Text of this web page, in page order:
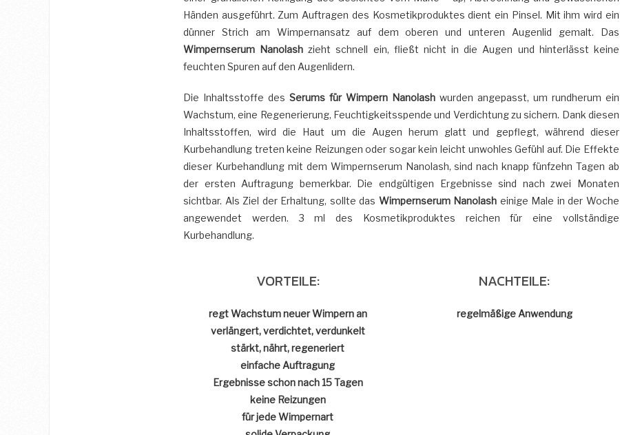
Händen ausgeführt. Zum Auftragen des Kosmetikproduktes dient ein Pinsel. Mit ihm wird ein
dünner Strich am Wimpernansatz auf dem oberen und unteren Augenlid gemalt. Das
Wimpernserum Nanolash zieht schnell ein, fließt nicht in die Augen und hinterlässt keine
feuchten Spuren auf den Augenlidern.
Die Inhaltsstoffe des Serums für Wimpern Nanolashwurden angepasst, um rundherum ein
Wachstum, eine Regenerierung, Feuchtigkeitsspende und Verdichtung zu sichern. Dank diesen
Inhaltsstoffen, wird die Haut um die Augen herum glatt und gepflegt, während dieser
Kurbehandlung treten keine Reizungen oder sogar kein leicht unwohles Gefühl auf. Die Effekte
dieser Kurbehandlung mit dem Wimpernserum Nanolash, sind nach knapp fünfzehn Tagen ab
der ersten Auftragung bemerkbar. Die endgültigen Ergebnisse sind nach zwei Monaten
sichtbar. Als Ziel der Erhaltung, sollte das Wimpernserum Nanolash einige Male in der Woche
angewendet werden. 3 ml des Kosmetikproduktes reichen für eine vollständige
Kurbehandlung.
VORTEILE:
regt Wachstum neuer Wimpern an
verlängert, verdichtet, verdunkelt
stärkt, nährt, regeneriert
einfache Auftragung
Ergebnisse schon nach 15 Tagen
keine Reizungen
für jede Wimpernart
NACHTEILE:
regelmäßige Anwendung